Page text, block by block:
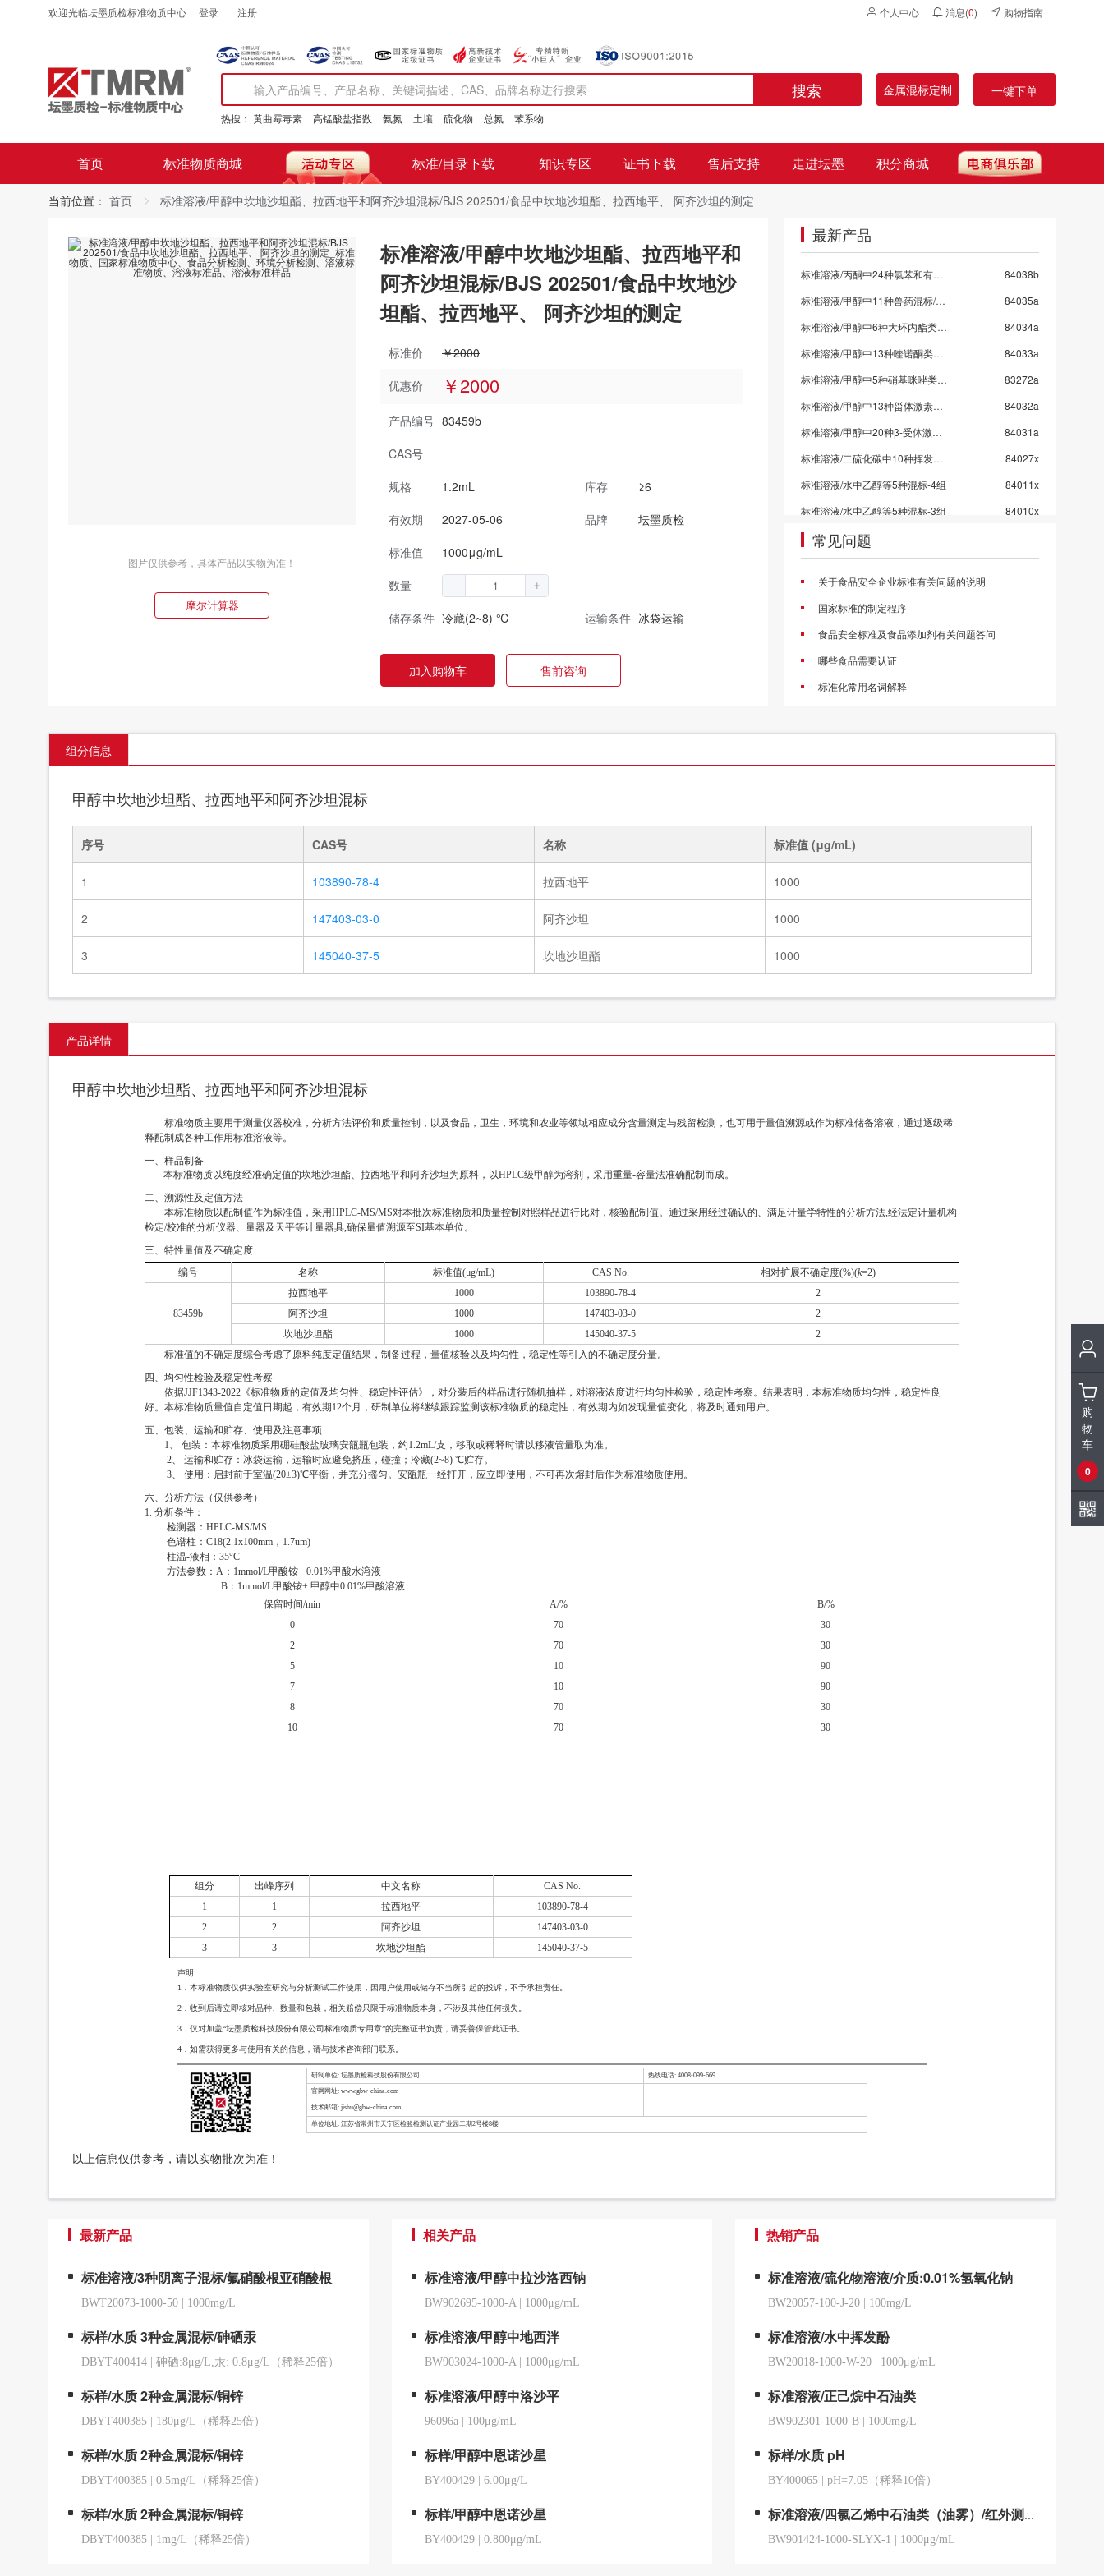
欢迎光临坛墨质检标准物质中心 登录 注册 个人中心 消息(0) 购物指南
搜索 金属混标定制 一键下单
热搜： 黄曲霉毒素 高锰酸盐指数 氨氮 土壤 硫化物 总氮 苯系物
首页 标准物质商城 标准/目录下载 知识专区 证书下载 售后支持 走进坛墨 积分商城
当前位置： 首页 标准溶液/甲醇中坎地沙坦酯、拉西地平和阿齐沙坦混标/BJS 202501/食品中坎地沙坦酯、拉西地平、 阿齐沙坦的测定
图片仅供参考，具体产品以实物为准！
摩尔计算器
标准溶液/甲醇中坎地沙坦酯、拉西地平和
阿齐沙坦混标/BJS 202501/食品中坎地沙
坦酯、拉西地平、 阿齐沙坦的测定
标准价
￥2000
优惠价
￥2000
产品编号 83459b
CAS号
规格
1.2mL 库存
≥6
有效期
2027-05-06 品牌
坛墨质检
标准值
1000μg/mL
数量
储存条件 冷藏(2~8) ℃ 运输条件 冰袋运输
加入购物车 售前咨询
最新产品
标准溶液/丙酮中24种氯苯和有机氯混标
84038b
标准溶液/甲醇中11种兽药混标/SN/T 5724-2025-9
84035a
标准溶液/甲醇中6种大环内酯类抗生素混标/SN/T 5724-2025-8/保质期6个月
84034a
标准溶液/甲醇中13种喹诺酮类药物混标/SN/T 5724-2025-7
84033a
标准溶液/甲醇中5种硝基咪唑类药物混标/SN/T 5724-2025-4
83272a
标准溶液/甲醇中13种甾体激素混标溶液/SN/T 5724-2025-3/保质期6个月
84032a
标准溶液/甲醇中20种β-受体激动剂混标溶液/SN/T 5724-2025-2
84031a
标准溶液/二硫化碳中10种挥发性有机物混标
84027x
标准溶液/水中乙醇等5种混标-4组
84011x
标准溶液/水中乙醇等5种混标-3组
84010x
标准溶液/水中乙醇等5种混标-2组
标准溶液/水中乙醇等5种混标-1组
84008x
标准溶液/甲醇中4种挥发性卤代烃混标
甲醇中4种氯苯混标
标准溶液/乙酸乙酯中10种农药混标/2026国抽农残/GB 23200.113-2026
常见问题
关于食品安全企业标准有关问题的说明
国家标准的制定程序
食品安全标准及食品添加剂有关问题答问
哪些食品需要认证
标准化常用名词解释
组分信息
甲醇中坎地沙坦酯、拉西地平和阿齐沙坦混标
序号 CAS号 名称 标准值 (μg/mL)
1 103890-78-4 拉西地平 1000
2 147403-03-0 阿齐沙坦 1000
3 145040-37-5 坎地沙坦酯 1000
产品详情
甲醇中坎地沙坦酯、拉西地平和阿齐沙坦混标
标准物质主要用于测量仪器校准，分析方法评价和质量控制，以及食品，卫生，环境和农业等领域相应成分含量测定与残留检测，也可用于量值溯源或作为标准储备溶液，通过逐级稀
释配制成各种工作用标准溶液等。
一、样品制备
本标准物质以纯度经准确定值的坎地沙坦酯、拉西地平和阿齐沙坦为原料，以HPLC级甲醇为溶剂，采用重量-容量法准确配制而成。
二、溯源性及定值方法
本标准物质以配制值作为标准值，采用HPLC-MS/MS对本批次标准物质和质量控制对照样品进行比对，核验配制值。通过采用经过确认的、满足计量学特性的分析方法,经法定计量机构
检定/校准的分析仪器、量器及天平等计量器具,确保量值溯源至SI基本单位。
三、特性量值及不确定度
编号
名称 标准值(μg/mL) CAS No. 相对扩展不确定度(%)(k=2)
83459b
拉西地平 1000 103890-78-4
2
阿齐沙坦
1000 147403-03-0
2
坎地沙坦酯
1000 145040-37-5
2
标准值的不确定度综合考虑了原料纯度定值结果，制备过程，量值核验以及均匀性，稳定性等引入的不确定度分量。
四、均匀性检验及稳定性考察
依据JJF1343-2022《标准物质的定值及均匀性、稳定性评估》，对分装后的样品进行随机抽样，对溶液浓度进行均匀性检验，稳定性考察。结果表明，本标准物质均匀性，稳定性良
好。本标准物质量值自定值日期起，有效期12个月，研制单位将继续跟踪监测该标准物质的稳定性，有效期内如发现量值变化，将及时通知用户。
五、包装、运输和贮存、使用及注意事项
1、 包装：本标准物质采用硼硅酸盐玻璃安瓿瓶包装，约1.2mL/支，移取或稀释时请以移液管量取为准。
2、 运输和贮存：冰袋运输，运输时应避免挤压，碰撞；冷藏(2~8) ℃贮存。
3、 使用：启封前于室温(20±3)℃平衡，并充分摇匀。安瓿瓶一经打开，应立即使用，不可再次熔封后作为标准物质使用。
六、分析方法（仅供参考）
1. 分析条件：
检测器：HPLC-MS/MS
色谱柱：C18(2.1x100mm，1.7um)
柱温-液相：35°C
方法参数：A：1mmol/L甲酸铵+ 0.01%甲酸水溶液
B：1mmol/L甲酸铵+ 甲醇中0.01%甲酸溶液
保留时间/min
A/%
B/%
0
70
30
2
70
30
5
10
90
7
10
90
8
70
30
10
70 30
组分 出峰序列 中文名称
CAS No.
1
1 拉西地平
103890-78-4
2
2 阿齐沙坦
147403-03-0
3
3 坎地沙坦酯 145040-37-5
声明
1．本标准物质仅供实验室研究与分析测试工作使用，因用户使用或储存不当所引起的投诉，不予承担责任。
2．收到后请立即核对品种、数量和包装，相关赔偿只限于标准物质本身，不涉及其他任何损失。
3．仅对加盖“坛墨质检科技股份有限公司标准物质专用章”的完整证书负责，请妥善保管此证书。
4．如需获得更多与使用有关的信息，请与技术咨询部门联系。
研制单位: 坛墨质检科技股份有限公司 热线电话: 4008-099-669
官网网址: www.gbw-china.com
技术邮箱: jishu@gbw-china.com
单位地址: 江苏省常州市天宁区检验检测认证产业园二期2号楼8楼
以上信息仅供参考，请以实物批次为准！
最新产品
标准溶液/3种阴离子混标/氟硝酸根亚硝酸根
BWT20073-1000-50 1000mg/L
标样/水质 3种金属混标/砷硒汞
DBYT400414 砷硒:8μg/L,汞: 0.8μg/L（稀释25倍）
标样/水质 2种金属混标/铜锌
DBYT400385 180μg/L（稀释25倍）
标样/水质 2种金属混标/铜锌
DBYT400385 0.5mg/L（稀释25倍）
标样/水质 2种金属混标/铜锌
DBYT400385 1mg/L（稀释25倍）
相关产品
标准溶液/甲醇中拉沙洛西钠
BW902695-1000-A 1000μg/mL
标准溶液/甲醇中地西泮
BW903024-1000-A 1000μg/mL
标准溶液/甲醇中洛沙平
96096a 100μg/mL
标样/甲醇中恩诺沙星
BY400429 6.00μg/L
标样/甲醇中恩诺沙星
BY400429 0.800μg/mL
热销产品
标准溶液/硫化物溶液/介质:0.01%氢氧化钠
BW20057-100-J-20 100mg/L
标准溶液/水中挥发酚
BW20018-1000-W-20 1000μg/mL
标准溶液/正己烷中石油类
BW902301-1000-B 1000mg/L
标样/水质 pH
BY400065 pH=7.05（稀释10倍）
标准溶液/四氯乙烯中石油类（油雾）/红外测油仪用
BW901424-1000-SLYX-1 1000μg/mL
购
物
车
0